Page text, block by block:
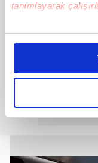
tanımlayarak
Bu çerezlere izin
daha iyi reklam
amacımızın size
olduğunu ve sizlere
elimizden gelen
reklamların